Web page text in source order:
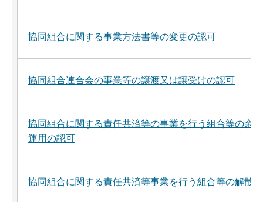
協同組合に関する事業方法書等の変更の認可
協同組合連合会の事業等の譲渡又は譲受けの認可
協同組合に関する責任共済等の事業を行う組合等の余
運用の認可
協同組合に関する責任共済等事業を行う組合等の解散